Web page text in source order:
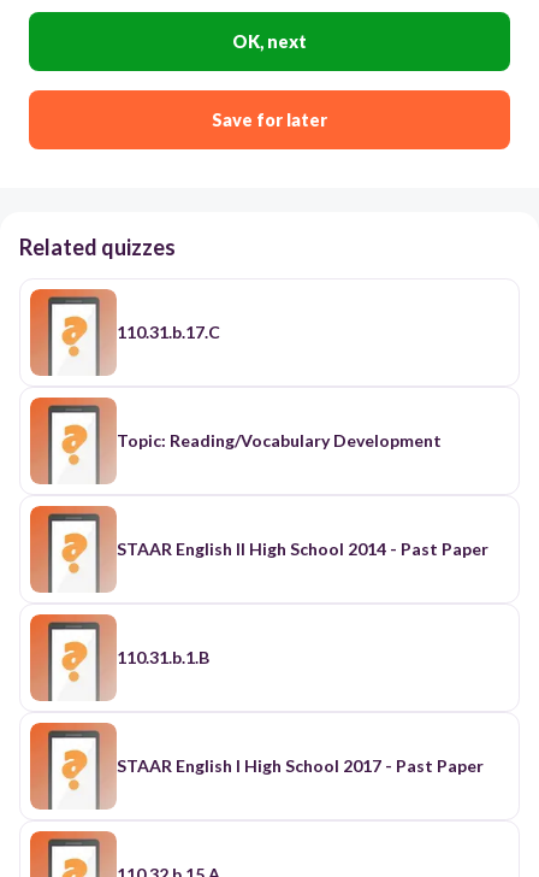
OK, next
Save for later
Related quizzes
110.31.b.17.C
Topic: Reading/Vocabulary Development
STAAR English II High School 2014 - Past Paper
110.31.b.1.B
STAAR English I High School 2017 - Past Paper